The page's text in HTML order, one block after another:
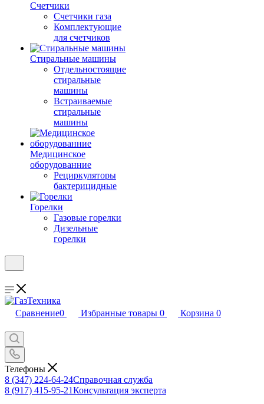
Счетчики
Счетчики газа
Комплектующие
для счетчиков
Стиральные машины
Отдельностоящие
стиральные
машины
Встраиваемые
стиральные
машины
Медицинское
оборудованние
Рециркуляторы
бактерицидные
Горелки
Газовые горелки
Дизельные
горелки
Сравнение0 Избранные товары 0 Корзина 0
Телефоны
8 (347) 224-64-24Справочная служба
8 (917) 415-95-21Консультация эксперта